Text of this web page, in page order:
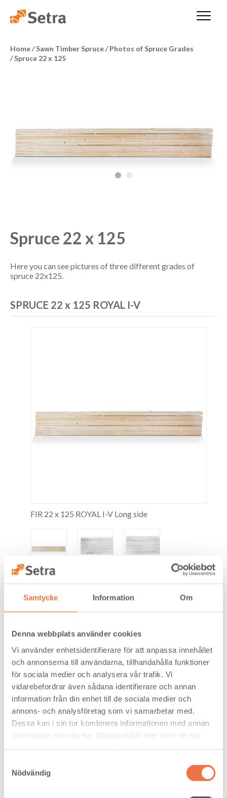
Samtycke Information Om
Denna webbplats använder cookies
Vi använder enhetsidentifierare för att anpassa innehållet
och annonserna till användarna, tillhandahålla funktioner
för sociala medier och analysera vår trafik. Vi
vidarebefordrar även sådana identifierare och annan
information från din enhet till de sociala medier och
annons- och analysföretag som vi samarbetar med.
Dessa kan i sin tur kombinera informationen med annan
information som du har tillhandahållit eller som de har
Nödvändig
Home/Sawn Timber Spruce/ Photos of Spruce Grades
/Spruce 22 x 125
Spruce 22 x 125
Here you can see pictures of three different grades of
spruce 22x125.
SPRUCE 22 x 125 ROYAL I-V
FIR 22 x 125 ROYAL I-V Long side
FIR 22 x 125 RWL VI